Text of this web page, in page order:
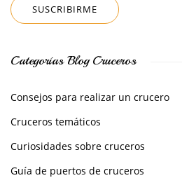
Categorías Blog Cruceros
Consejos para realizar un crucero
Cruceros temáticos
Curiosidades sobre cruceros
Guía de puertos de cruceros